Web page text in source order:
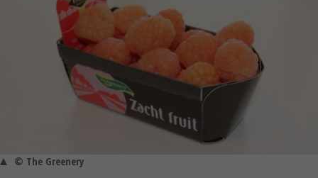
© The Greenery